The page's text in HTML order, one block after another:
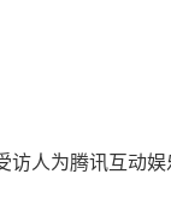
人为腾讯互动娱